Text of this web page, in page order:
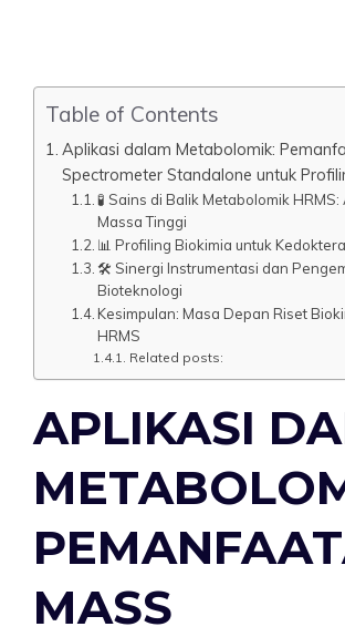
Table of Contents
Aplikasi dalam Metabolomik:
Spectrometer Standalone untuk
🧪 Sains di Balik Metabolomik HRMS:
Massa Tinggi
📊 Profiling Biokimia untuk
🛠️ Sinergi Instrumentasi dan
Bioteknologi
Kesimpulan: Masa Depan Riset
HRMS
Related posts:
APLIKASI
MASS